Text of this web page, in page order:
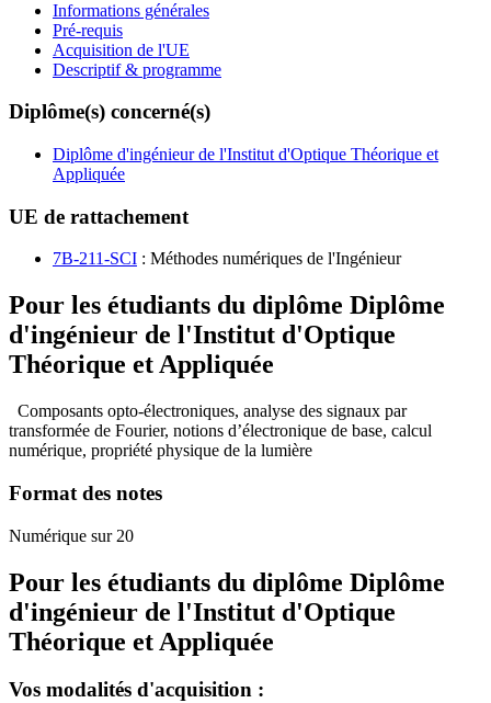
Informations générales
Pré-requis
Acquisition de l'UE
Descriptif & programme
Diplôme(s) concerné(s)
Diplôme d'ingénieur de l'Institut d'Optique Théorique et
Appliquée
UE de rattachement
7B-211-SCI : Méthodes numériques de l'Ingénieur
Pour les étudiants du diplôme Diplôme
d'ingénieur de l'Institut d'Optique
Théorique et Appliquée
Composants opto-électroniques, analyse des signaux par
transformée de Fourier, notions d’électronique de base, calcul
numérique, propriété physique de la lumière
Format des notes
Numérique sur 20
Pour les étudiants du diplôme Diplôme
d'ingénieur de l'Institut d'Optique
Théorique et Appliquée
Vos modalités d'acquisition :